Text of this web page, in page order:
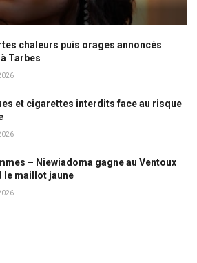
chaleurs puis orages annoncés
Tarbes
et cigarettes interdits face au risque
– Niewiadoma gagne au Ventoux
le maillot jaune